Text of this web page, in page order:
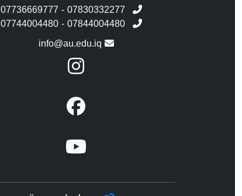
07736669777 - 07830332277
07744004480 - 07844004480
info@au.edu.iq